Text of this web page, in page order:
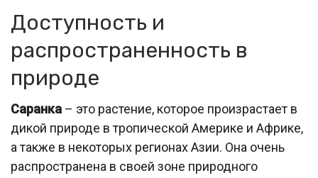
Доступность и
распространенность в
природе
Саранка– это растение, которое произрастает в
дикой природе в тропической Америке и Африке,
а также в некоторых регионах Азии. Она очень
распространена в своей зоне природного